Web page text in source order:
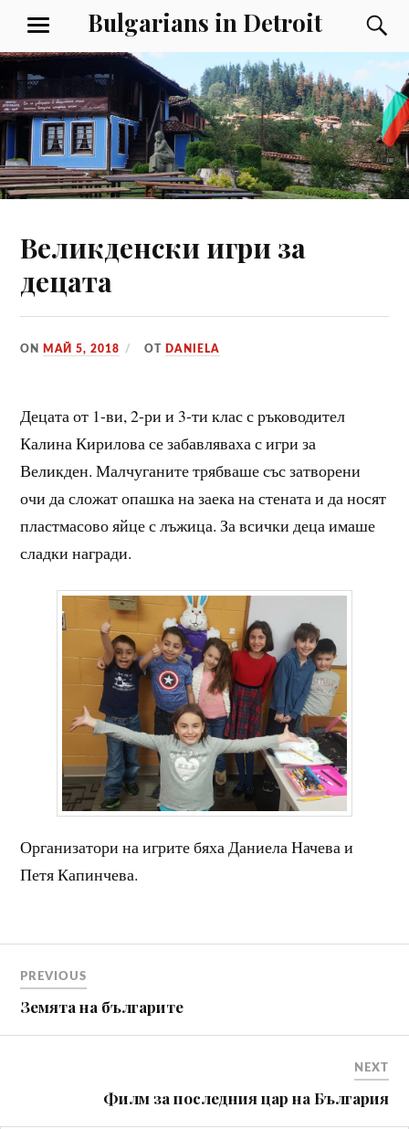
съдържаниетоBulgarians in Detroit
МЕНЮ
Великденски игри за
децата
ON МАЙ 5, 2018 ОТ DANIELA
Децата от 1-ви, 2-ри и 3-ти клас с ръководител
Калина Кирилова се забавляваха с игри за
Великден. Малчуганите трябваше със затворени
очи да сложат опашка на заека на стената и да носят
пластмасово яйце с лъжица. За всички деца имаше
сладки награди.
Организатори на игрите бяха Даниела Начева и
Петя Капинчева.
PREVIOUS
Земята на българите
NEXT
Филм за последния цар на България